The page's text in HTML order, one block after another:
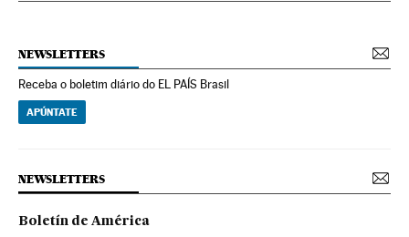
NEWSLETTERS
Receba o boletim diário do EL PAÍS Brasil
APÚNTATE
NEWSLETTERS
Boletín de América